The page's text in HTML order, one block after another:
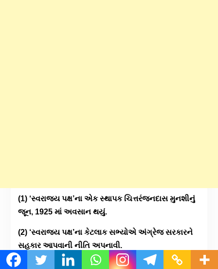
(1) ‘સ્વરાજ્ય પક્ષ’ના એક સ્થાપક ચિત્તરંજનદાસ મુનશીનું
જૂન, 1925 માં અવસાન થયું.
(2) ‘સ્વરાજ્ય પક્ષ’ના કેટલાક સભ્યોએ અંગ્રેજ સરકારને
સહકાર આપવાની નીતિ અપનાવી.
(3) પક્ષના કેટલાક સભ્યોએ ‘નૅશનલ પાર્ટી ‘ નામનો નવો પક્ષ